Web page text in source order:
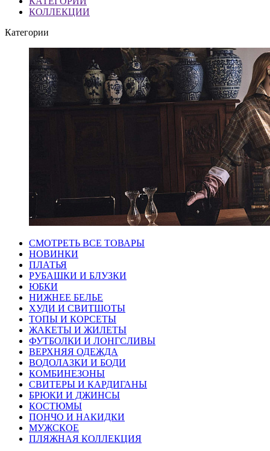
КОЛЛЕКЦИИ
Категории
СМОТРЕТЬ ВСЕ ТОВАРЫ
НОВИНКИ
ПЛАТЬЯ
РУБАШКИ И БЛУЗКИ
ЮБКИ
НИЖНЕЕ БЕЛЬЕ
ХУДИ И СВИТШОТЫ
ТОПЫ И КОРСЕТЫ
ЖАКЕТЫ И ЖИЛЕТЫ
ФУТБОЛКИ И ЛОНГСЛИВЫ
ВЕРХНЯЯ ОДЕЖДА
ВОДОЛАЗКИ И БОДИ
КОМБИНЕЗОНЫ
СВИТЕРЫ И КАРДИГАНЫ
БРЮКИ И ДЖИНСЫ
КОСТЮМЫ
ПОНЧО И НАКИДКИ
МУЖСКОЕ
ПЛЯЖНАЯ КОЛЛЕКЦИЯ